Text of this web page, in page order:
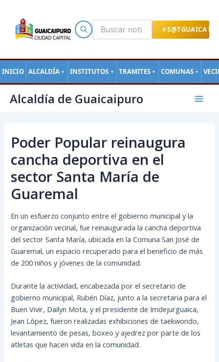
S@TGUAICA
INICIO ALCALDÍA ▼ INSTITUTOS ▼ TRAMITES ▼ COMUNAS ▼
contenido
Alcaldía de Guaicaipuro
Main
Poder Popular reinaugura
cancha deportiva en el
sector Santa María de
Guaremal
En un esfuerzo conjunto entre el gobierno municipal y la
organización vecinal, fue reinaugurada la cancha deportiva
del sector Santa María, ubicada en la Comuna San José de
Guaremal, un espacio recuperado para el beneficio de más
de 200 niños y jóvenes de la comunidad.
Durante la actividad, encabezada por el secretario de
gobierno municipal, Rubén Díaz, junto a la secretaria para el
Buen Vivir, Dailyn Mota, y el presidente de Imdejurguaica,
Jean López, fueron realizadas exhibiciones de taekwondo,
levantamiento de pesas, boxeo y ajedrez por parte de los
atletas que hacen vida en la comunidad.
de